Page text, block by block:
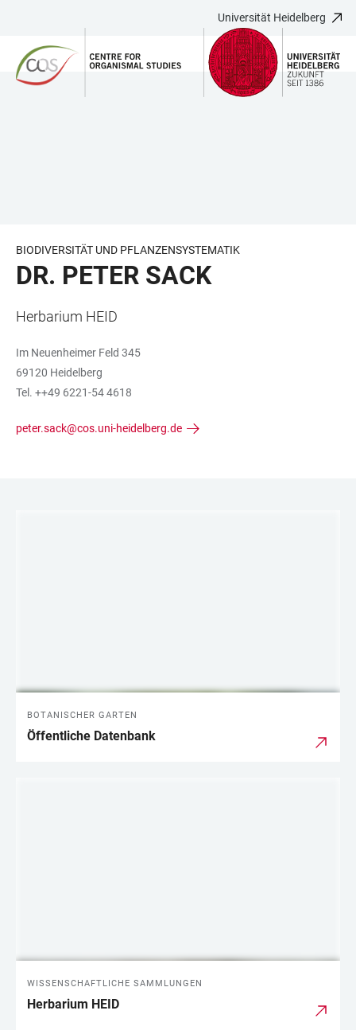
LINKS
ZUR
BARRIEREFREIHEIT
HAUPTINHALT
ÖFFNEN
ÖFFNEN
Universität Heidelberg
BIODIVERSITÄT UND PFLANZENSYSTEMATIK
DR. PETER SACK
Herbarium HEID
Im Neuenheimer Feld 345
69120 Heidelberg
Tel. ++49 6221-54 4618
peter.sack@cos.uni-heidelberg.de
BOTANISCHER GARTEN
Öffentliche Datenbank
WISSENSCHAFTLICHE SAMMLUNGEN
Herbarium HEID